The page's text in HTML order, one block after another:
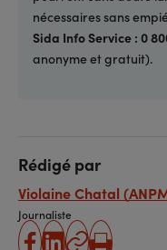
nécessaires sans
Sida Info Service : 0
anonyme et gratuit).
Rédigé par
Violaine Chatal
Journaliste